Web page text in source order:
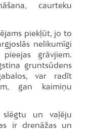
caurteku
piekļūt, jo to
nelikumīgi
grāvjiem.
gruntsūdens
var radīt
gan kaimiņu
un vaļēju
ir drenāžas un